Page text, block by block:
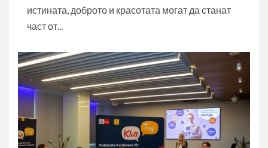
истината, доброто и красотата могат да станат
част от...